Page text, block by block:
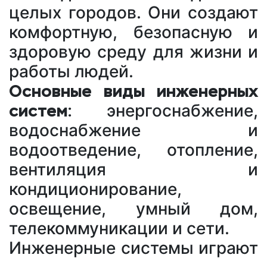
целых городов. Они создают
комфортную, безопасную и
здоровую среду для жизни и
работы людей.
Основные виды инженерных
систем: энергоснабжение,
водоснабжение и
водоотведение, отопление,
вентиляция и
кондиционирование,
освещение, умный дом,
телекоммуникации и сети.
Инженерные системы играют